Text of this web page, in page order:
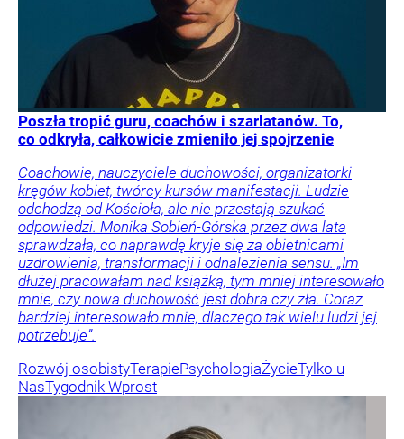
Poszła tropić guru, coachów i szarlatanów. To,
co odkryła, całkowicie zmieniło jej spojrzenie
Coachowie, nauczyciele duchowości, organizatorki
kręgów kobiet, twórcy kursów manifestacji. Ludzie
odchodzą od Kościoła, ale nie przestają szukać
odpowiedzi. Monika Sobień-Górska przez dwa lata
sprawdzała, co naprawdę kryje się za obietnicami
uzdrowienia, transformacji i odnalezienia sensu. „Im
dłużej pracowałam nad książką, tym mniej interesowało
mnie, czy nowa duchowość jest dobra czy zła. Coraz
bardziej interesowało mnie, dlaczego tak wielu ludzi jej
potrzebuje”.
Rozwój osobistyTerapiePsychologiaŻycieTylko u
NasTygodnik Wprost